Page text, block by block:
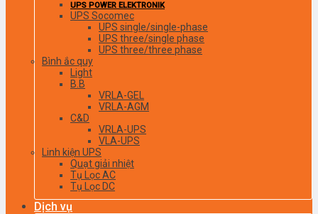
UPS POWER ELEKTRONIK
UPS Socomec
UPS single/single-phase
UPS three/single phase
UPS three/three phase
Bình ắc quy
Light
B.B
VRLA-GEL
VRLA-AGM
C&D
VRLA-UPS
VLA-UPS
Linh kiện UPS
Quạt giải nhiệt
Tụ Lọc AC
Tụ Lọc DC
Dịch vụ